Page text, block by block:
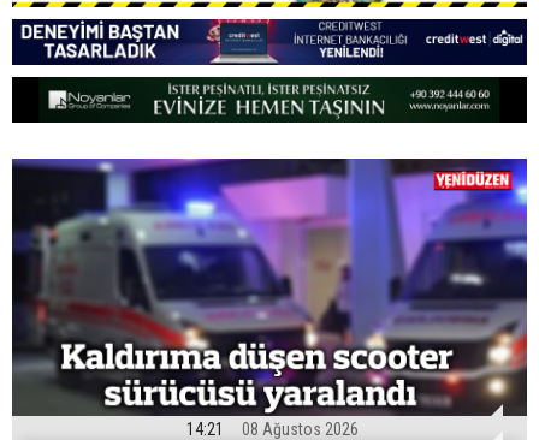
14:21 08 Ağustos 2026